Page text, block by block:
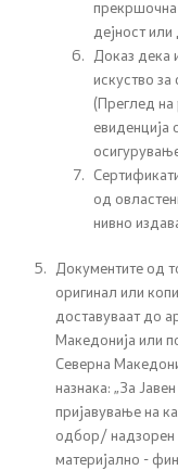
прекршочна
дејност или
Доказ дека
искуство за
(Преглед на
евиденција
С
од
нивно
Документите од
оригинал или
доставуваат до
Македонија или
Северна
назнака: „За
пријавување на
одбор/
материјално -